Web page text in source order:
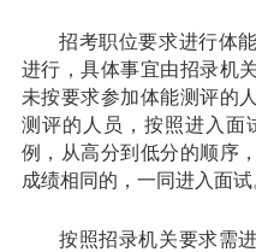
招考职位要求进行体
进行，具体事宜由招录机
未按要求参加体能测评的
测评的人员，按照进入面
例，从高分到低分的顺序
成绩相同的，一同进入面试
按照招录机关要求需